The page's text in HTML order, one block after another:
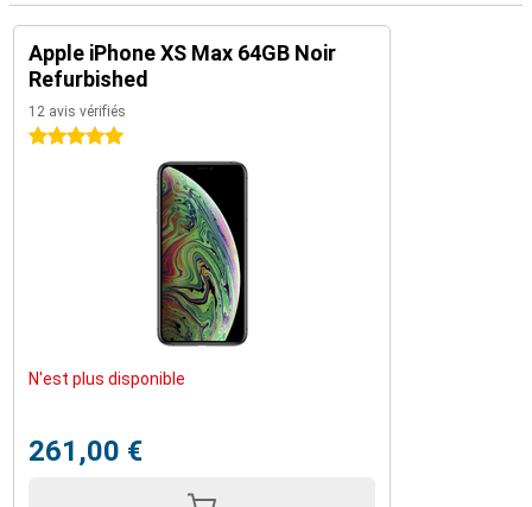
Apple iPhone XS Max 64GB Noir
Refurbished
12 avis vérifiés
5 étoiles
N'est plus disponible
261,00 €